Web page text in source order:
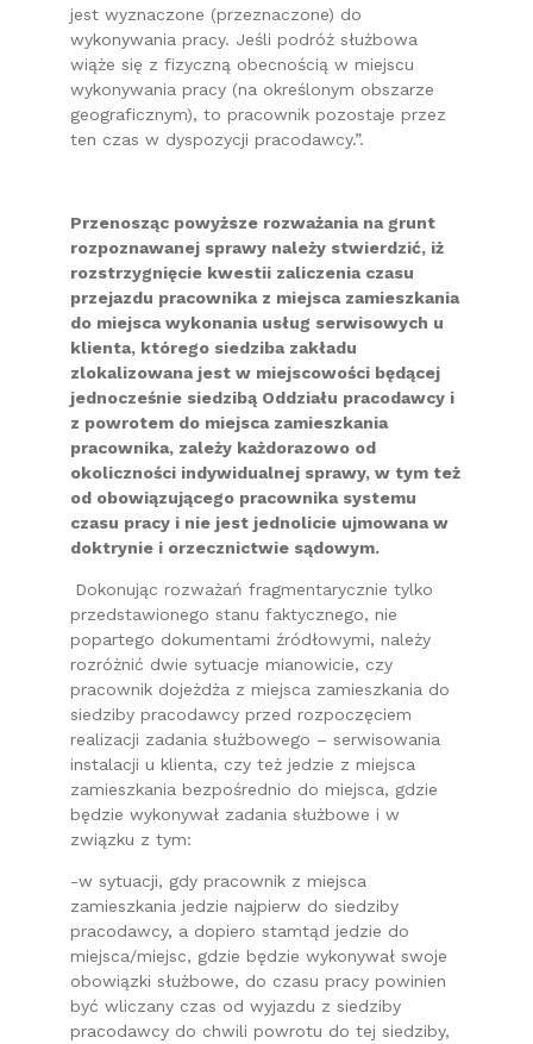
jest wyznaczone (przeznaczone) do
wykonywania pracy. Jeśli podróż służbowa
wiąże się z fizyczną obecnością w miejscu
wykonywania pracy (na określonym obszarze
geograficznym), to pracownik pozostaje przez
ten czas w dyspozycji pracodawcy.”.
Przenosząc powyższe rozważania na grunt
rozpoznawanej sprawy należy stwierdzić, iż
rozstrzygnięcie kwestii zaliczenia czasu
przejazdu pracownika z miejsca zamieszkania
do miejsca wykonania usług serwisowych u
klienta, którego siedziba zakładu
zlokalizowana jest w miejscowości będącej
jednocześnie siedzibą Oddziału pracodawcy i
z powrotem do miejsca zamieszkania
pracownika, zależy każdorazowo od
okoliczności indywidualnej sprawy, w tym też
od obowiązującego pracownika systemu
czasu pracy i nie jest jednolicie ujmowana w
doktrynie i orzecznictwie sądowym.
Dokonując rozważań fragmentarycznie tylko
przedstawionego stanu faktycznego, nie
popartego dokumentami źródłowymi, należy
rozróżnić dwie sytuacje mianowicie, czy
pracownik dojeżdża z miejsca zamieszkania do
siedziby pracodawcy przed rozpoczęciem
realizacji zadania służbowego – serwisowania
instalacji u klienta, czy też jedzie z miejsca
zamieszkania bezpośrednio do miejsca, gdzie
będzie wykonywał zadania służbowe i w
związku z tym:
-w sytuacji, gdy pracownik z miejsca
zamieszkania jedzie najpierw do siedziby
pracodawcy, a dopiero stamtąd jedzie do
miejsca/miejsc, gdzie będzie wykonywał swoje
obowiązki służbowe, do czasu pracy powinien
być wliczany czas od wyjazdu z siedziby
pracodawcy do chwili powrotu do tej siedziby,